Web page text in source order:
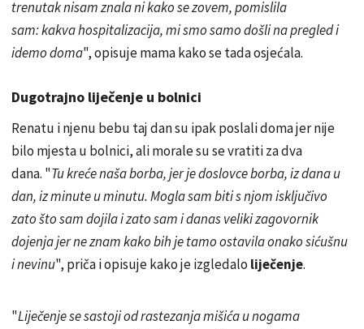
trenutak nisam znala ni kako se zovem, pomislila
sam: kakva hospitalizacija, mi smo samo došli na pregled i
idemo doma", opisuje mama kako se tada osjećala.
Dugotrajno liječenje u bolnici
Renatu i njenu bebu taj dan su ipak poslali doma jer nije
bilo mjesta u bolnici, ali morale su se vratiti za dva
dana. "Tu kreće naša borba, jer je doslovce borba, iz dana u
dan, iz minute u minutu. Mogla sam biti s njom isključivo
zato što sam dojila i zato sam i danas veliki zagovornik
dojenja jer ne znam kako bih je tamo ostavila onako sićušnu
i nevinu", priča i opisuje kako je izgledalo liječenje.
"Liječenje se sastoji od rastezanja mišića u nogama